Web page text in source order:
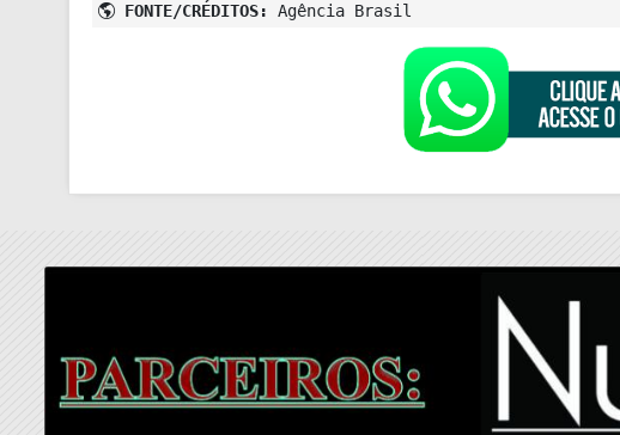
FONTE/CRÉDITOS: Agência Brasil